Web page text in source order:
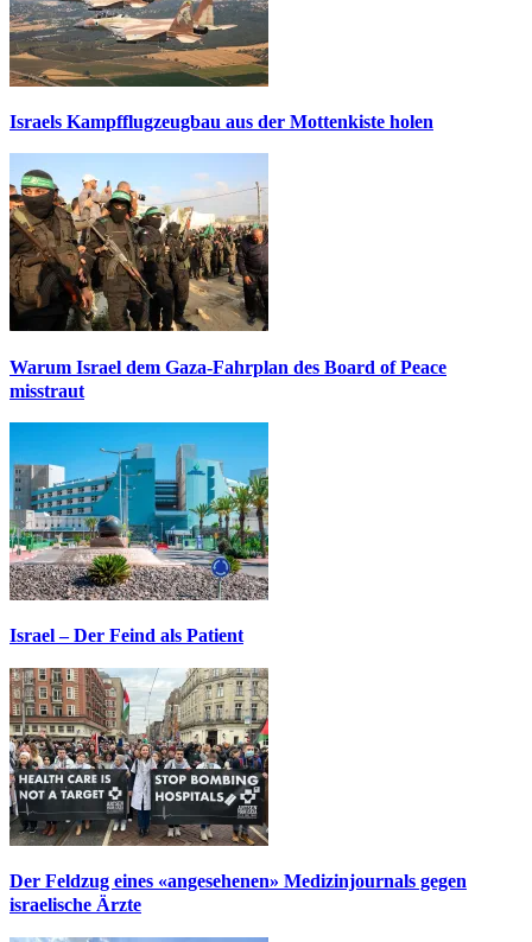
Israels Kampfflugzeugbau aus der Mottenkiste holen
Warum Israel dem Gaza-Fahrplan des Board of Peace
misstraut
Israel – Der Feind als Patient
Der Feldzug eines «angesehenen» Medizinjournals gegen
israelische Ärzte